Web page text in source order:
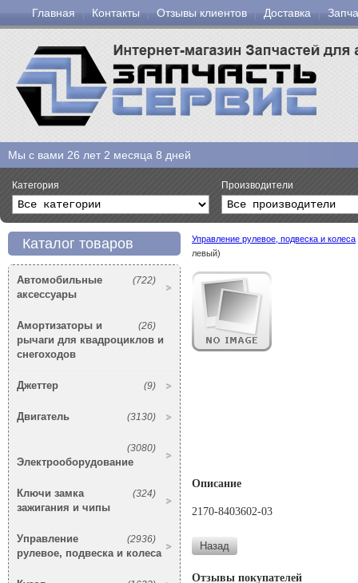
Главная Контакты Отзывы клиентов Доставка
Мы с вами 26 лет 2 месяца 8 дней
Категория Производители
Каталог товаров
(722)
Автомобильные
аксессуары
(26)
Амортизаторы и
рычаги для квадроциклов и
снегоходов
(9)
Джеттер
(3130)
Двигатель
(3080)
Электрооборудование
(324)
Ключи замка
зажигания и чипы
(2936)
Управление
рулевое, подвеска и колеса
Управление рулевое, подвеска и колеса
левый)
Описание
2170-8403602-03
Отзывы покупателей